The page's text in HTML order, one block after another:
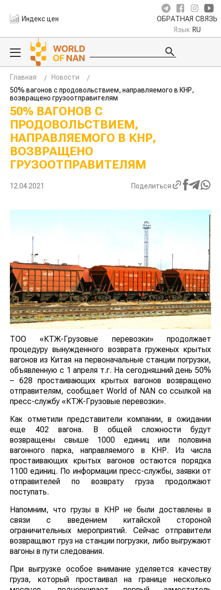
Индекс цен ОБРАТНАЯ СВЯЗЬ
Язык RU
Главная
Новости
50% вагонов с продовольствием, направляемого в КНР,
возвращено грузоотправителям
50% ВАГОНОВ С
ПРОДОВОЛЬСТВИЕМ,
НАПРАВЛЯЕМОГО В КНР,
ВОЗВРАЩЕНО
ГРУЗООТПРАВИТЕЛЯМ
12.04.2021 Поделиться
ТОО «КТЖ-Грузовые перевозки» продолжает
процедуру вынужденного возврата груженых крытых
вагонов из Китая на первоначальные станции погрузки,
объявленную с 1 апреля т.г. На сегодняшний день 50%
– 628 простаивающих крытых вагонов возвращено
отправителям, сообщает World of NAN со ссылкой на
пресс-службу «КТЖ-Грузовые перевозки».
Как отметили представители компании, в ожидании
еще 402 вагона. В общей сложности будут
возвращены свыше 1000 единиц или половина
вагонного парка, направляемого в КНР. Из числа
простаивающих крытых вагонов остаются порядка
1100 единиц. По информации пресс-службы, заявки от
отправителей по возврату груза продолжают
поступать.
Напомним, что грузы в КНР не были доставлены в
связи с введением китайской стороной
ограничительных мероприятий. Сейчас отправители
возвращают груз на станции погрузки, либо выгружают
вагоны в пути следования.
При выгрузке особое внимание уделяется качеству
груза, который простаивал на границе несколько